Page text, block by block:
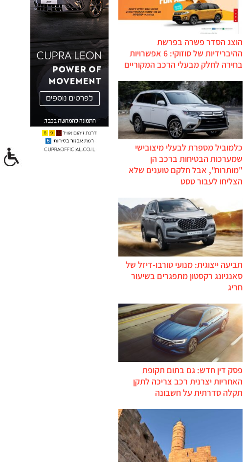
הוצג הסדר פשרה בפרשת
ההיברידיות של סוזוקי: 6 אפשרויות
בחירה לחלק מבעלי הרכב המקוריים
כלמוביל מספרת לבעלי מיצובישי
שמערכות הבטיחות ברכב הן
"מותרות", אבל חלקם טוענים שלא
הצליחו לעבור טסט
תביעה ייצוגית: מנועי טורבו-דיזל של
סאנגיונג רקסטון מתפגרים בשיעור
חריג
פסק דין חדש: גם בתום תקופת
האחריות יצרנית רכב צריכה לתקן
תקלה סדרתית על חשבונה